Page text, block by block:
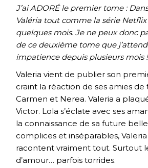
J’ai ADORÉ le premier tome :
Valéria tout comme la série
quelques mois. Je ne peux donc
de ce deuxième tome que
impatience depuis plusieurs mois !
Valeria vient de publier son
craint la réaction de ses amies de
Carmen et Nerea. Valeria a
Victor. Lola s’éclate avec ses
la connaissance de sa future
complices et inséparables,
racontent vraiment tout. Surtout
d’amour… parfois torrides.